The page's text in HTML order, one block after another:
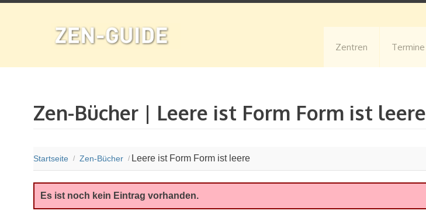
Zentren Termine
Zen-Bücher | Leere ist Form Form ist leere
Startseite / Zen-Bücher / Leere ist Form Form ist leere
Es ist noch kein Eintrag vorhanden.